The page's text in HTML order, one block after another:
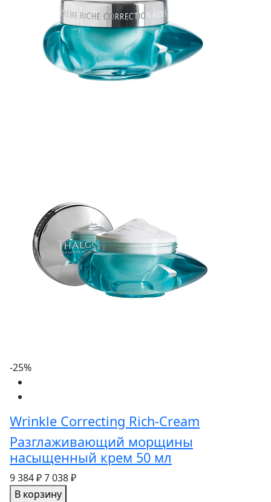
-25%
Wrinkle Correcting Rich-Cream
Разглаживающий морщины
насыщенный крем 50 мл
9 384 ₽7 038 ₽
В корзину